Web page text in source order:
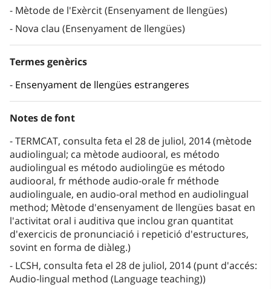
Mètode de l'Exèrcit (Ensenyament de llengües)
Nova clau (Ensenyament de llengües)
Termes genèrics
Ensenyament de llengües estrangeres
Notes de font
TERMCAT, consulta feta el 28 de juliol, 2014 (mètode
audiolingual; ca mètode audiooral, es método
audiolingual es método audiolingüe es método
audiooral, fr méthode audio-orale fr méthode
audiolinguale, en audio-oral method en audiolingual
method; Mètode d'ensenyament de llengües basat en
l'activitat oral i auditiva que inclou gran quantitat
d'exercicis de pronunciació i repetició d'estructures,
sovint en forma de diàleg.)
LCSH, consulta feta el 28 de juliol, 2014 (punt d'accés:
Audio-lingual method (Language teaching))